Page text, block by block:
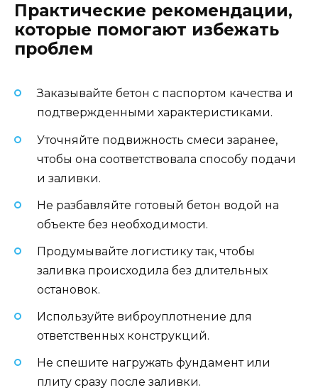
Практические рекомендации,
которые помогают избежать
проблем
Заказывайте бетон с паспортом качества и
подтвержденными характеристиками.
Уточняйте подвижность смеси заранее,
чтобы она соответствовала способу подачи
и заливки.
Не разбавляйте готовый бетон водой на
объекте без необходимости.
Продумывайте логистику так, чтобы
заливка происходила без длительных
остановок.
Используйте виброуплотнение для
ответственных конструкций.
Не спешите нагружать фундамент или
плиту сразу после заливки.